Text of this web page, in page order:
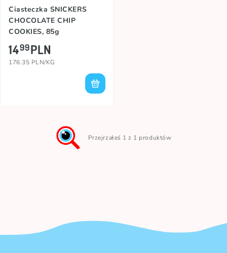
Ciasteczka SNICKERS
CHOCOLATE CHIP
COOKIES, 85g
1499PLN
176.35 PLN/KG
Przejrzałeś 1 z 1 produktów